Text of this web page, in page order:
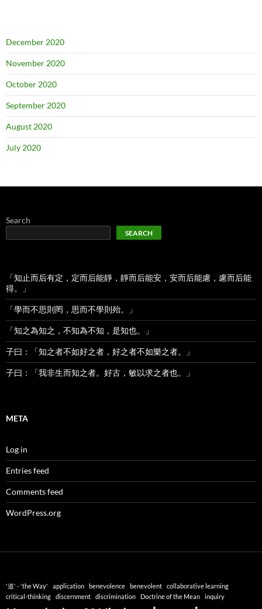
December 2020
November 2020
October 2020
September 2020
August 2020
July 2020
Search
SEARCH
「知止而后有定，定而后能靜，靜而后能安，安而后能慮，慮而后能
得。」
「學而不思則罔，思而不學則殆。」
「知之為知之，不知為不知，是知也。」
子曰：「知之者不如好之者，好之者不如樂之者。」
子曰：「我非生而知之者。好古，敏以求之者也。」
META
Log in
Entries feed
Comments feed
WordPress.org
'道' - 'the Way' application benevolence benevolent
collaborative learning
critical-thinking
discernment discrimination Doctrine of the Mean inquiry